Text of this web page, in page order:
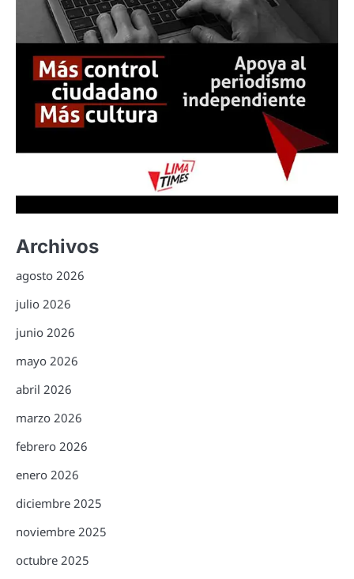
Archivos
agosto 2026
julio 2026
junio 2026
mayo 2026
abril 2026
marzo 2026
febrero 2026
enero 2026
diciembre 2025
noviembre 2025
octubre 2025